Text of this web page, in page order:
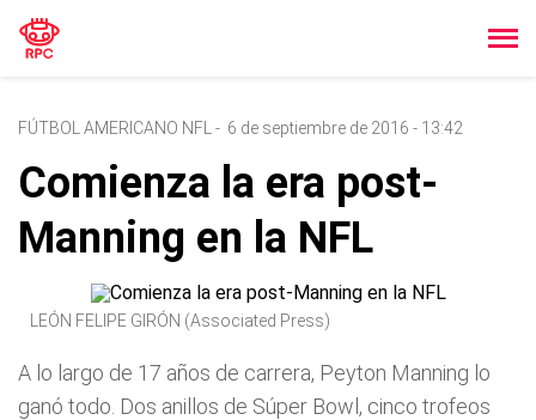
FÚTBOL AMERICANO NFL - 6 de septiembre de 2016 - 13:42
Comienza la era post-
Manning en la NFL
LEÓN FELIPE GIRÓN (Associated Press)
A lo largo de 17 años de carrera, Peyton Manning lo
ganó todo. Dos anillos de Súper Bowl, cinco trofeos